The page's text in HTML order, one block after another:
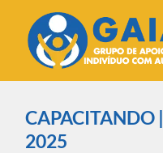
CAPACITANDO |
2025